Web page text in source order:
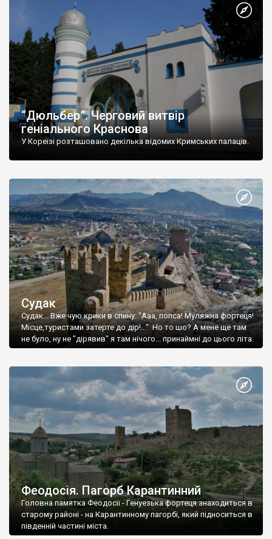
“Дюльбер”. Черговий витвір
геніального Краснова
У Кореїзі розташовано декілька відомих Кримських палаців.
Судак
Судак... Вже чую крики в спину: "Ааа, попса! Муляжна фортеця!
Місце,туристами затерте до дір!..." Но то шо? А мене ще там
не було, ну не "дірявив" я там нічого... принаймні до цього літа.
Феодосія. Пагорб Карантинний
Головна памятка Феодосії - Генуезька фортеця знаходиться в
старому районі - на Карантинному пагорбі, який підноситься в
південній частині міста.